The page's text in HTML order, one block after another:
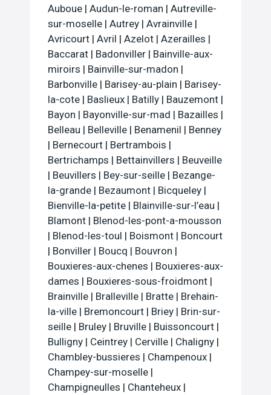
Auboue | Audun-le-roman | Autreville-
sur-moselle | Autrey | Avrainville |
Avricourt | Avril | Azelot | Azerailles |
Baccarat | Badonviller | Bainville-aux-
miroirs | Bainville-sur-madon |
Barbonville | Barisey-au-plain | Barisey-
la-cote | Baslieux | Batilly | Bauzemont |
Bayon | Bayonville-sur-mad | Bazailles |
Belleau | Belleville | Benamenil | Benney
| Bernecourt | Bertrambois |
Bertrichamps | Bettainvillers | Beuveille
| Beuvillers | Bey-sur-seille | Bezange-
la-grande | Bezaumont | Bicqueley |
Bienville-la-petite | Blainville-sur-l’eau |
Blamont | Blenod-les-pont-a-mousson
| Blenod-les-toul | Boismont | Boncourt
| Bonviller | Boucq | Bouvron |
Bouxieres-aux-chenes | Bouxieres-aux-
dames | Bouxieres-sous-froidmont |
Brainville | Bralleville | Bratte | Brehain-
la-ville | Bremoncourt | Briey | Brin-sur-
seille | Bruley | Bruville | Buissoncourt |
Bulligny | Ceintrey | Cerville | Chaligny |
Chambley-bussieres | Champenoux |
Champey-sur-moselle |
Champigneulles | Chanteheux |